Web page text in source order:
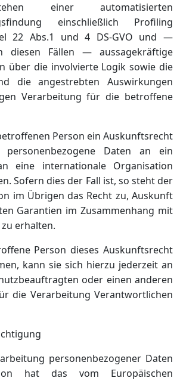
einer automatisierten
einschließlich Profiling
22 Abs.1 und 4 DS-GVO und —
diesen Fällen — aussagekräftige
über die involvierte Logik sowie die
die angestrebten Auswirkungen
Verarbeitung für die betroffene
Person ein Auskunftsrecht
Daten an ein
eine internationale Organisation
Sofern dies der Fall ist, so steht der
im Übrigen das Recht zu, Auskunft
Garantien im Zusammenhang mit
erhalten.
Person dieses Auskunftsrecht
kann sie sich hierzu jederzeit an
oder einen anderen
die Verarbeitung Verantwortlichen
personenbezogener Daten
hat das vom Europäischen